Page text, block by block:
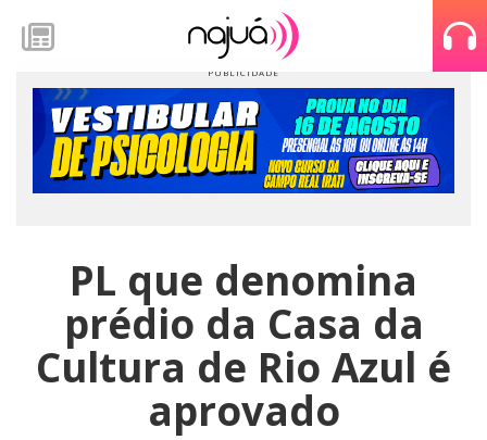
PL que denomina
prédio da Casa da
Cultura de Rio Azul é
aprovado